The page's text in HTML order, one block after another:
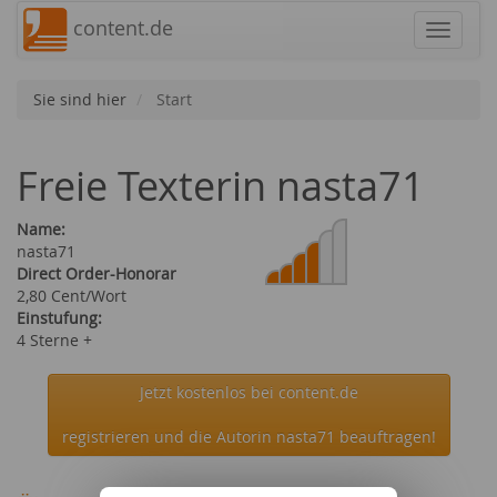
content.de
Sie sind hier Start
Freie Texterin nasta71
Name:
nasta71
Direct Order-Honorar
2,80 Cent/Wort
Einstufung:
4 Sterne +
Jetzt kostenlos bei content.de
registrieren und die Autorin nasta71 beauftragen!